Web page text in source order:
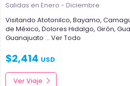
Salidas en Enero - Diciembre
Visitando Atotonilco, Bayamo,
de México, Dolores Hidalgo, Girón,
Guanajuato ... Ver Todo
$2,414 USD
Ver Viaje